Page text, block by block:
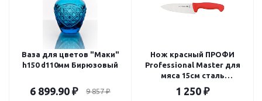
Ваза для цветов "Маки"
h150 d110мм Бирюзовый
6 899.90 ₽ 9 857₽
Нож красный ПРОФИ
Professional Master для
мяса 15см сталь
1.4110/Sandvik12C27
антибакт. Ручка
1 250 ₽